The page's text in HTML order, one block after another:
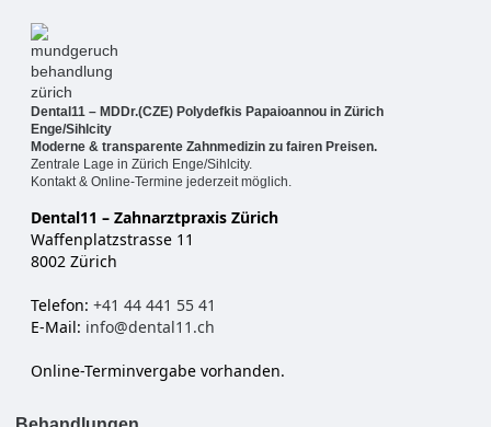
Dental11 – MDDr.(CZE) Polydefkis Papaioannou in Zürich
Enge/Sihlcity
Moderne & transparente Zahnmedizin zu fairen Preisen.
Zentrale Lage in Zürich Enge/Sihlcity.
Kontakt & Online-Termine jederzeit möglich.
Dental11 – Zahnarztpraxis Zürich
Waffenplatzstrasse 11
8002 Zürich
Telefon: +41 44 441 55 41
E-Mail: info@dental11.ch
Online-Terminvergabe vorhanden.